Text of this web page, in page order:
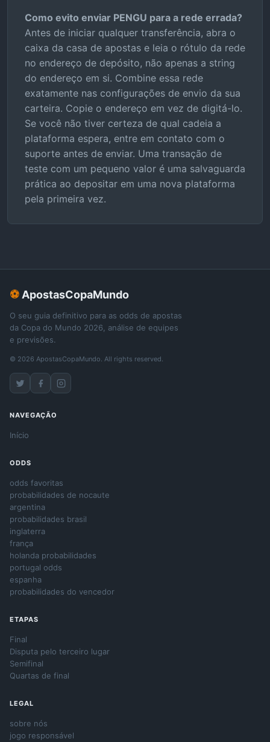
Como evito enviar PENGU para a rede errada?
Antes de iniciar qualquer transferência, abra o
caixa da casa de apostas e leia o rótulo da rede
no endereço de depósito, não apenas a string
do endereço em si. Combine essa rede
exatamente nas configurações de envio da sua
carteira. Copie o endereço em vez de digitá-lo.
Se você não tiver certeza de qual cadeia a
plataforma espera, entre em contato com o
suporte antes de enviar. Uma transação de
teste com um pequeno valor é uma salvaguarda
prática ao depositar em uma nova plataforma
pela primeira vez.
⚽ ApostasCopaMundo
O seu guia definitivo para as odds de apostas
da Copa do Mundo 2026, análise de equipes
e previsões.
© 2026 ApostasCopaMundo. All rights reserved.
NAVEGAÇÃO
Início
ODDS
odds favoritas
probabilidades de nocaute
argentina
probabilidades brasil
inglaterra
frança
holanda probabilidades
portugal odds
espanha
probabilidades do vencedor
ETAPAS
Final
Disputa pelo terceiro lugar
Semifinal
Quartas de final
LEGAL
sobre nós
jogo responsável